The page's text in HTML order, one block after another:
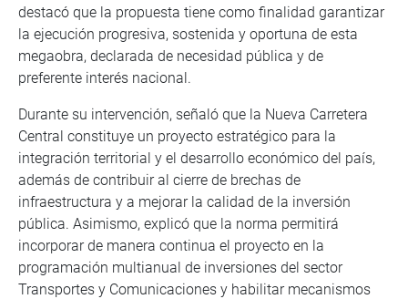
destacó que la propuesta tiene como finalidad garantizar
la ejecución progresiva, sostenida y oportuna de esta
megaobra, declarada de necesidad pública y de
preferente interés nacional.
Durante su intervención, señaló que la Nueva Carretera
Central constituye un proyecto estratégico para la
integración territorial y el desarrollo económico del país,
además de contribuir al cierre de brechas de
infraestructura y a mejorar la calidad de la inversión
pública. Asimismo, explicó que la norma permitirá
incorporar de manera continua el proyecto en la
programación multianual de inversiones del sector
Transportes y Comunicaciones y habilitar mecanismos